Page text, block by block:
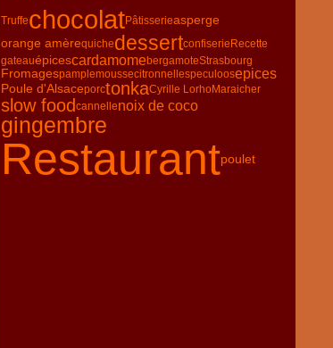
TruffechocolatPâtisserieasperge
orange amèrequichedessertconfiserieRecette
gateauépicescardamomebergamoteStrasbourg
Fromagespamplemoussecitronnellespeculoosepices
Poule d'AlsaceporctonkaCyrille LorhoMaraicher
slow food cannellenoix de coco
gingembre
Restaurantpoulet